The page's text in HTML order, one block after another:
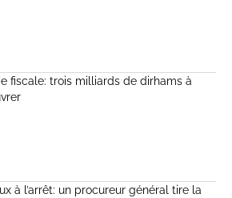
fiscale: trois milliards de dirhams à
à l’arrêt: un procureur général tire la